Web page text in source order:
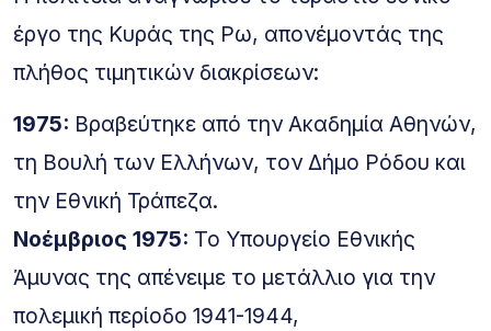
έργο της Κυράς της Ρω, απονέμοντάς της
πλήθος τιμητικών διακρίσεων:
1975: Βραβεύτηκε από την Ακαδημία Αθηνών,
τη Βουλή των Ελλήνων, τον Δήμο Ρόδου και
την Εθνική Τράπεζα.
Νοέμβριος 1975: Το Υπουργείο Εθνικής
Άμυνας της απένειμε το μετάλλιο για την
πολεμική περίοδο 1941-1944,